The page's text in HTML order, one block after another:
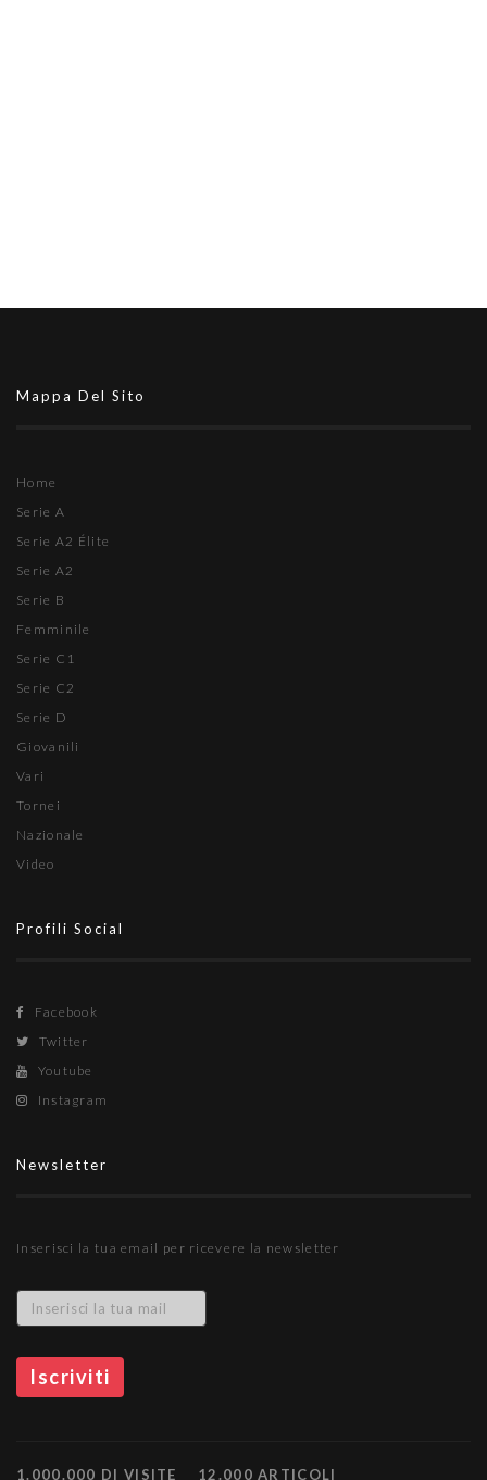
Mappa Del Sito
Home
Serie A
Serie A2 Élite
Serie A2
Serie B
Femminile
Serie C1
Serie C2
Serie D
Giovanili
Vari
Tornei
Nazionale
Video
Profili Social
Facebook
Twitter
Youtube
Instagram
Newsletter
Inserisci la tua email per ricevere la newsletter
1.000.000 DI VISITE 12.000 ARTICOLI